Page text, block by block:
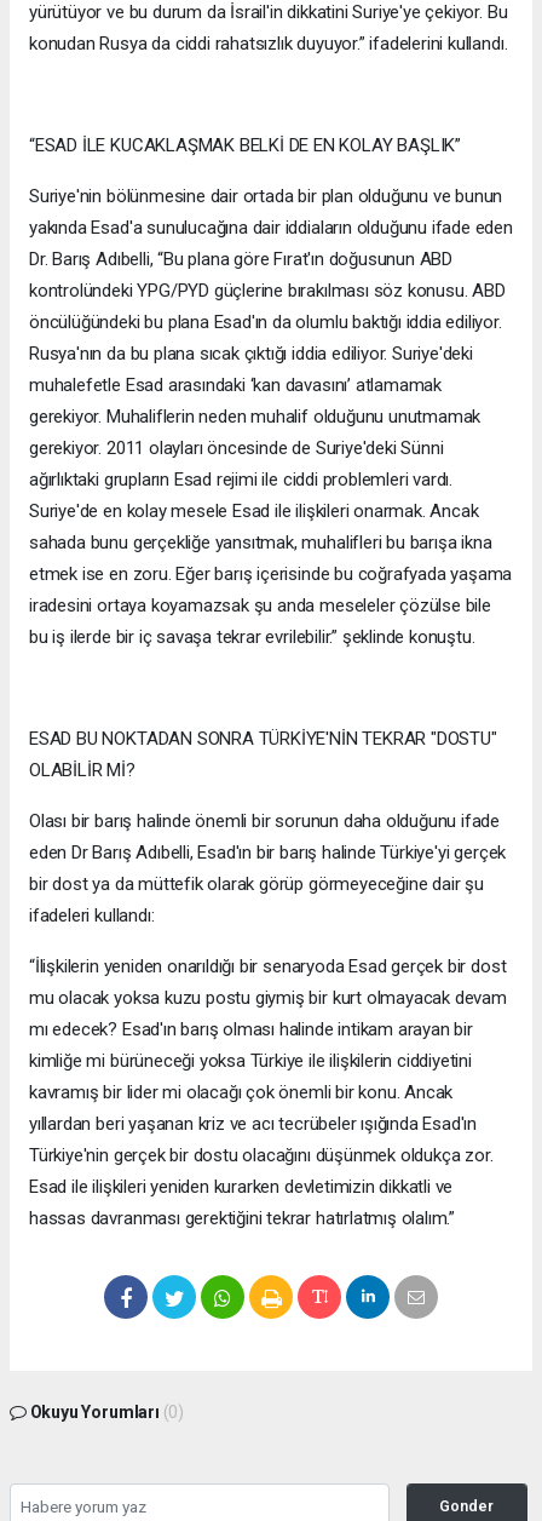
yürütüyor ve bu durum da İsrail'in dikkatini Suriye'ye çekiyor. Bu
konudan Rusya da ciddi rahatsızlık duyuyor.” ifadelerini kullandı.
“ESAD İLE KUCAKLAŞMAK BELKİ DE EN KOLAY BAŞLIK”
Suriye'nin bölünmesine dair ortada bir plan olduğunu ve bunun
yakında Esad'a sunulucağına dair iddiaların olduğunu ifade eden
Dr. Barış Adıbelli, “Bu plana göre Fırat'ın doğusunun ABD
kontrolündeki YPG/PYD güçlerine bırakılması söz konusu. ABD
öncülüğündeki bu plana Esad'ın da olumlu baktığı iddia ediliyor.
Rusya'nın da bu plana sıcak çıktığı iddia ediliyor. Suriye'deki
muhalefetle Esad arasındaki ‘kan davasını’ atlamamak
gerekiyor. Muhaliflerin neden muhalif olduğunu unutmamak
gerekiyor. 2011 olayları öncesinde de Suriye'deki Sünni
ağırlıktaki grupların Esad rejimi ile ciddi problemleri vardı.
Suriye'de en kolay mesele Esad ile ilişkileri onarmak. Ancak
sahada bunu gerçekliğe yansıtmak, muhalifleri bu barışa ikna
etmek ise en zoru. Eğer barış içerisinde bu coğrafyada yaşama
iradesini ortaya koyamazsak şu anda meseleler çözülse bile
bu iş ilerde bir iç savaşa tekrar evrilebilir.” şeklinde konuştu.
ESAD BU NOKTADAN SONRA TÜRKİYE'NİN TEKRAR "DOSTU"
OLABİLİR Mİ?
Olası bir barış halinde önemli bir sorunun daha olduğunu ifade
eden Dr Barış Adıbelli, Esad'ın bir barış halinde Türkiye'yi gerçek
bir dost ya da müttefik olarak görüp görmeyeceğine dair şu
ifadeleri kullandı:
“İlişkilerin yeniden onarıldığı bir senaryoda Esad gerçek bir dost
mu olacak yoksa kuzu postu giymiş bir kurt olmayacak devam
mı edecek? Esad'ın barış olması halinde intikam arayan bir
kimliğe mi bürüneceği yoksa Türkiye ile ilişkilerin ciddiyetini
kavramış bir lider mi olacağı çok önemli bir konu. Ancak
yıllardan beri yaşanan kriz ve acı tecrübeler ışığında Esad'ın
Türkiye'nin gerçek bir dostu olacağını düşünmek oldukça zor.
Esad ile ilişkileri yeniden kurarken devletimizin dikkatli ve
hassas davranması gerektiğini tekrar hatırlatmış olalım.”
Okuyu Yorumları (0)
Gonder